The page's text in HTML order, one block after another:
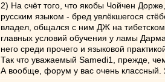
2) На счёт того, что якобы Чойчен
русским языком - бред увлёкшегося
владел, общался с ним ДЖ на
главных условий обучения у ламы
него среди прочего и языковой
Так что уважаемый Samedi1, прежде,
А вообще, форум у вас очень